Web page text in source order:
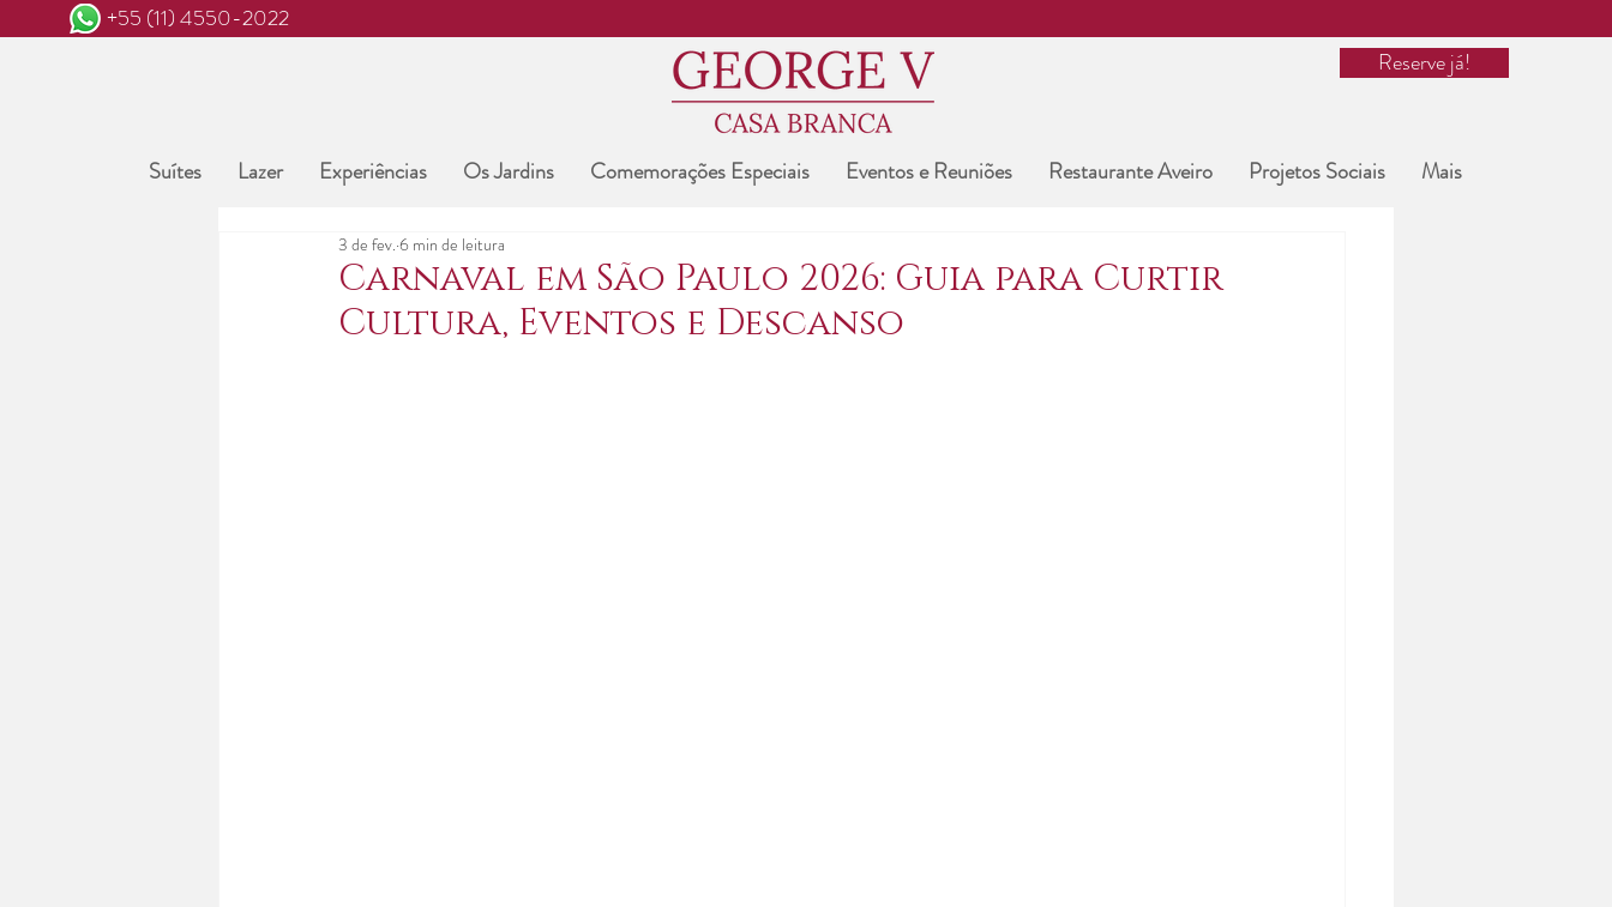
Reserve já!
+55 (11) 4550-2022
Suítes Lazer Experiências Os Jardins Comemorações Especiais Eventos e Reuniões Restaurante Aveiro Projetos Sociais Mais
Carnaval em São Paulo 2026: Guia para Curtir
Cultura, Eventos e Descanso
3 de fev. 6 min de leitura